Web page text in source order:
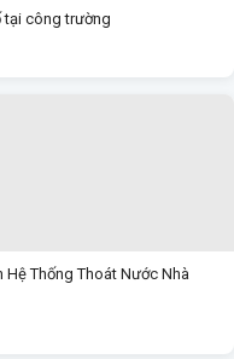
tại công trường
Hệ Thống Thoát Nước Nhà